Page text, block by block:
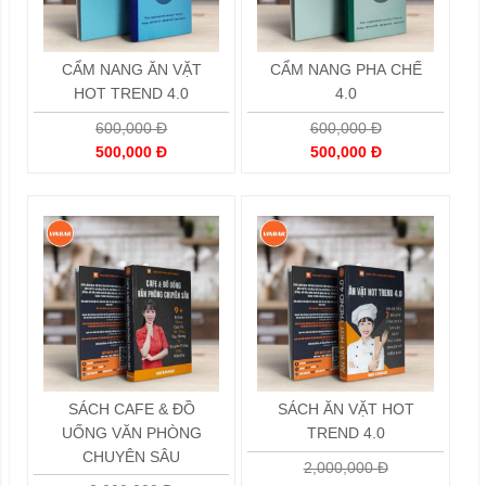
CẨM NANG ĂN VẶT
HOT TREND 4.0
600,000 Đ
500,000 Đ
CẨM NANG PHA CHẾ
4.0
600,000 Đ
500,000 Đ
SÁCH CAFE & ĐỒ
UỐNG VĂN PHÒNG
CHUYÊN SÂU
SÁCH ĂN VẶT HOT
TREND 4.0
2,000,000 Đ